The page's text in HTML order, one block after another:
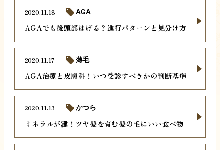
AGAでも後頭部はげる？進行パターンと見分け方
2020.11.18 AGA
AGA治療と皮膚科！いつ受診すべきかの判断基準
2020.11.17 薄毛
ミネラルが鍵！ツヤ髪を育む髪の毛にいい食べ物
2020.11.13 かつら